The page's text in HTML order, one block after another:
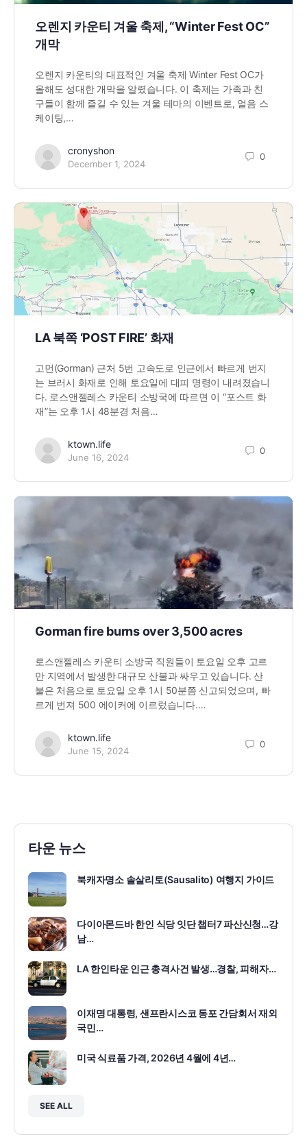
오렌지 카운티 겨울 축제, “Winter Fest OC”
개막
오렌지 카운티의 대표적인 겨울 축제 Winter Fest OC가
올해도 성대한 개막을 알렸습니다. 이 축제는 가족과 친
구들이 함께 즐길 수 있는 겨울 테마의 이벤트로, 얼음 스
케이팅,…
cronyshon
December 1, 2024
0
LA 북쪽 ‘POST FIRE’ 화재
고먼(Gorman) 근처 5번 고속도로 인근에서 빠르게 번지
는 브러시 화재로 인해 토요일에 대피 명령이 내려졌습니
다. 로스앤젤레스 카운티 소방국에 따르면 이 “포스트 화
재”는 오후 1시 48분경 처음…
ktown.life
June 16, 2024
0
Gorman fire burns over 3,500 acres
로스앤젤레스 카운티 소방국 직원들이 토요일 오후 고르
만 지역에서 발생한 대규모 산불과 싸우고 있습니다. 산
불은 처음으로 토요일 오후 1시 50분쯤 신고되었으며, 빠
르게 번져 500 에이커에 이르렀습니다.…
ktown.life
June 15, 2024
0
타운 뉴스
북캐자명소 솔살리토(Sausalito) 여행지 가이드
다이아몬드바 한인 식당 잇단 챕터7 파산신청…강
남…
LA 한인타운 인근 총격사건 발생…경찰, 피해자…
이재명 대통령, 샌프란시스코 동포 간담회서 재외
국민…
미국 식료품 가격, 2026년 4월에 4년…
SEE ALL